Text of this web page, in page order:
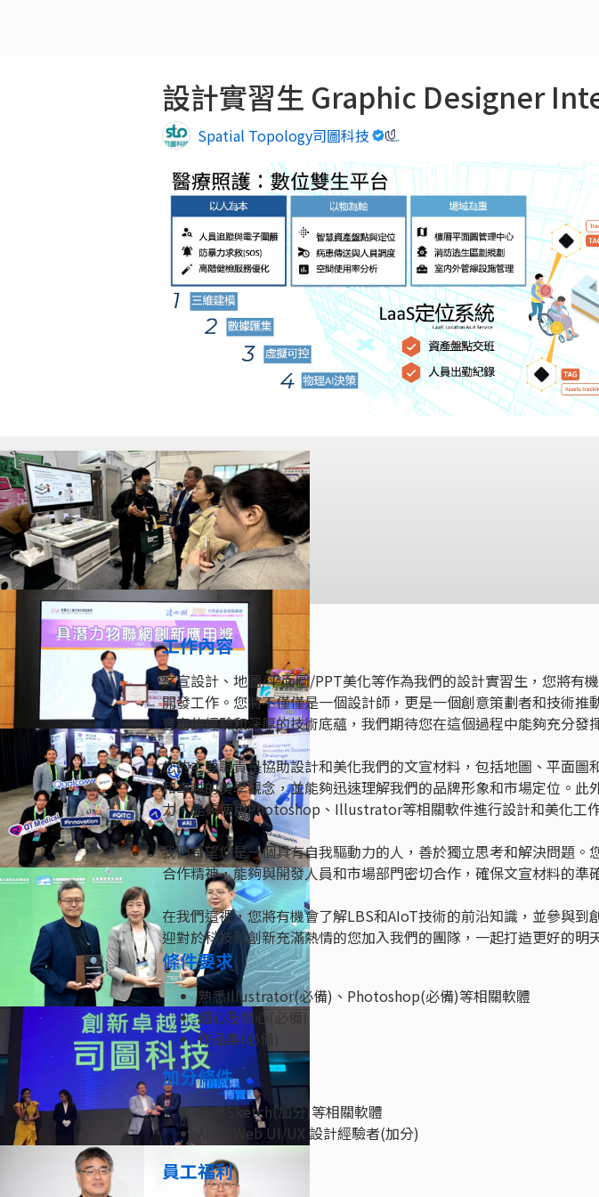
設計實習生 Graphic Designer
Spatial Topology司圖科技
工作內容
文宣設計、地圖/平面圖/PPT美化等作為我們的設計實習生，您將有
開發工作。您將不僅僅是一個設計師，更是一個創意策劃者和技術推
豐富的經驗和深厚的技術底蘊，我們期待您在這個過程中能夠充分發
您的主要職責是協助設計和美化我們的文宣材料，包括地圖、平面圖
和卓越的美學觀念，並能夠迅速理解我們的品牌形象和市場定位。此
力，能夠使用Photoshop、Illustrator等相關軟件進行設計和美化工
我們希望您是一個具有自我驅動力的人，善於獨立思考和解決問題。
合作精神，能夠與開發人員和市場部門密切合作，確保文宣材料的準
在我們這裡，您將有機會了解LBS和AIoT技術的前沿知識，並參與到
迎對於科技和創新充滿熱情的您加入我們的團隊，一起打造更好的明
條件要求
熟悉Illustrator(必備)、Photoshop(必備)等相關軟體
細心及耐心(必備)
作品集(必備)
加分條件
熟悉Sketch(加分)等相關軟體
App&Web UI/UX 設計經驗者(加分)
員工福利